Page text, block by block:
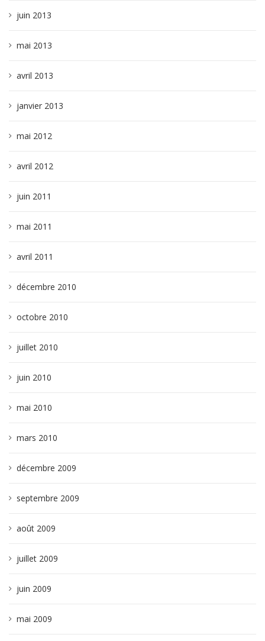
juin 2013
mai 2013
avril 2013
janvier 2013
mai 2012
avril 2012
juin 2011
mai 2011
avril 2011
décembre 2010
octobre 2010
juillet 2010
juin 2010
mai 2010
mars 2010
décembre 2009
septembre 2009
août 2009
juillet 2009
juin 2009
mai 2009